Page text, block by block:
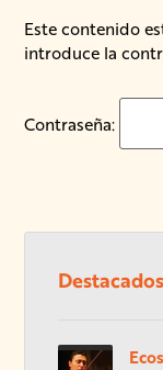
Este contenido
introduce la
Contraseña:
Destacados